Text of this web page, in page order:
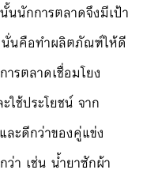
นักการตลาดจึงมีเป้า
นั่นคือทำผลิตภัณฑ์ให้ดี
รตลาดเชื่อมโยง
ช้ประโยชน์ จาก
ะดีกว่าของคู่แข่ง
า เช่น น้ำยาซักผ้า